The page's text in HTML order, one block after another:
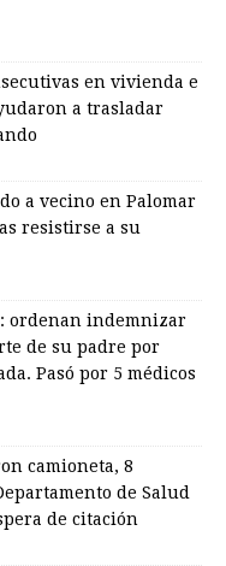
en vivienda e
a trasladar
a vecino en Palomar
resistirse a su
ordenan indemnizar
de su padre por
Pasó por 5 médicos
camioneta, 8
de Salud
de citación